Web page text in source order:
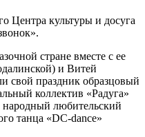
Центра культуры и досуга
стране вместе с ее
и Витей
свой праздник образцовый
коллектив «Радуга»
народный любительский
танца «DC-dance»